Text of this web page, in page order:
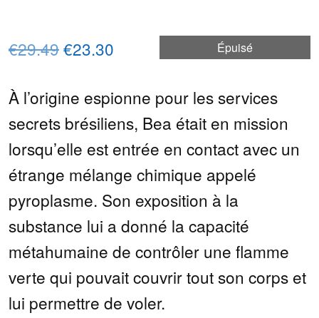
Épuisé
€29.49Le
initial
était :
€29.49.
€23.30
actuel
est :
€23.30.
À l’origine espionne pour les services
secrets brésiliens, Bea était en mission
lorsqu’elle est entrée en contact avec un
étrange mélange chimique appelé
pyroplasme. Son exposition à la
substance lui a donné la capacité
métahumaine de contrôler une flamme
verte qui pouvait couvrir tout son corps et
lui permettre de voler.